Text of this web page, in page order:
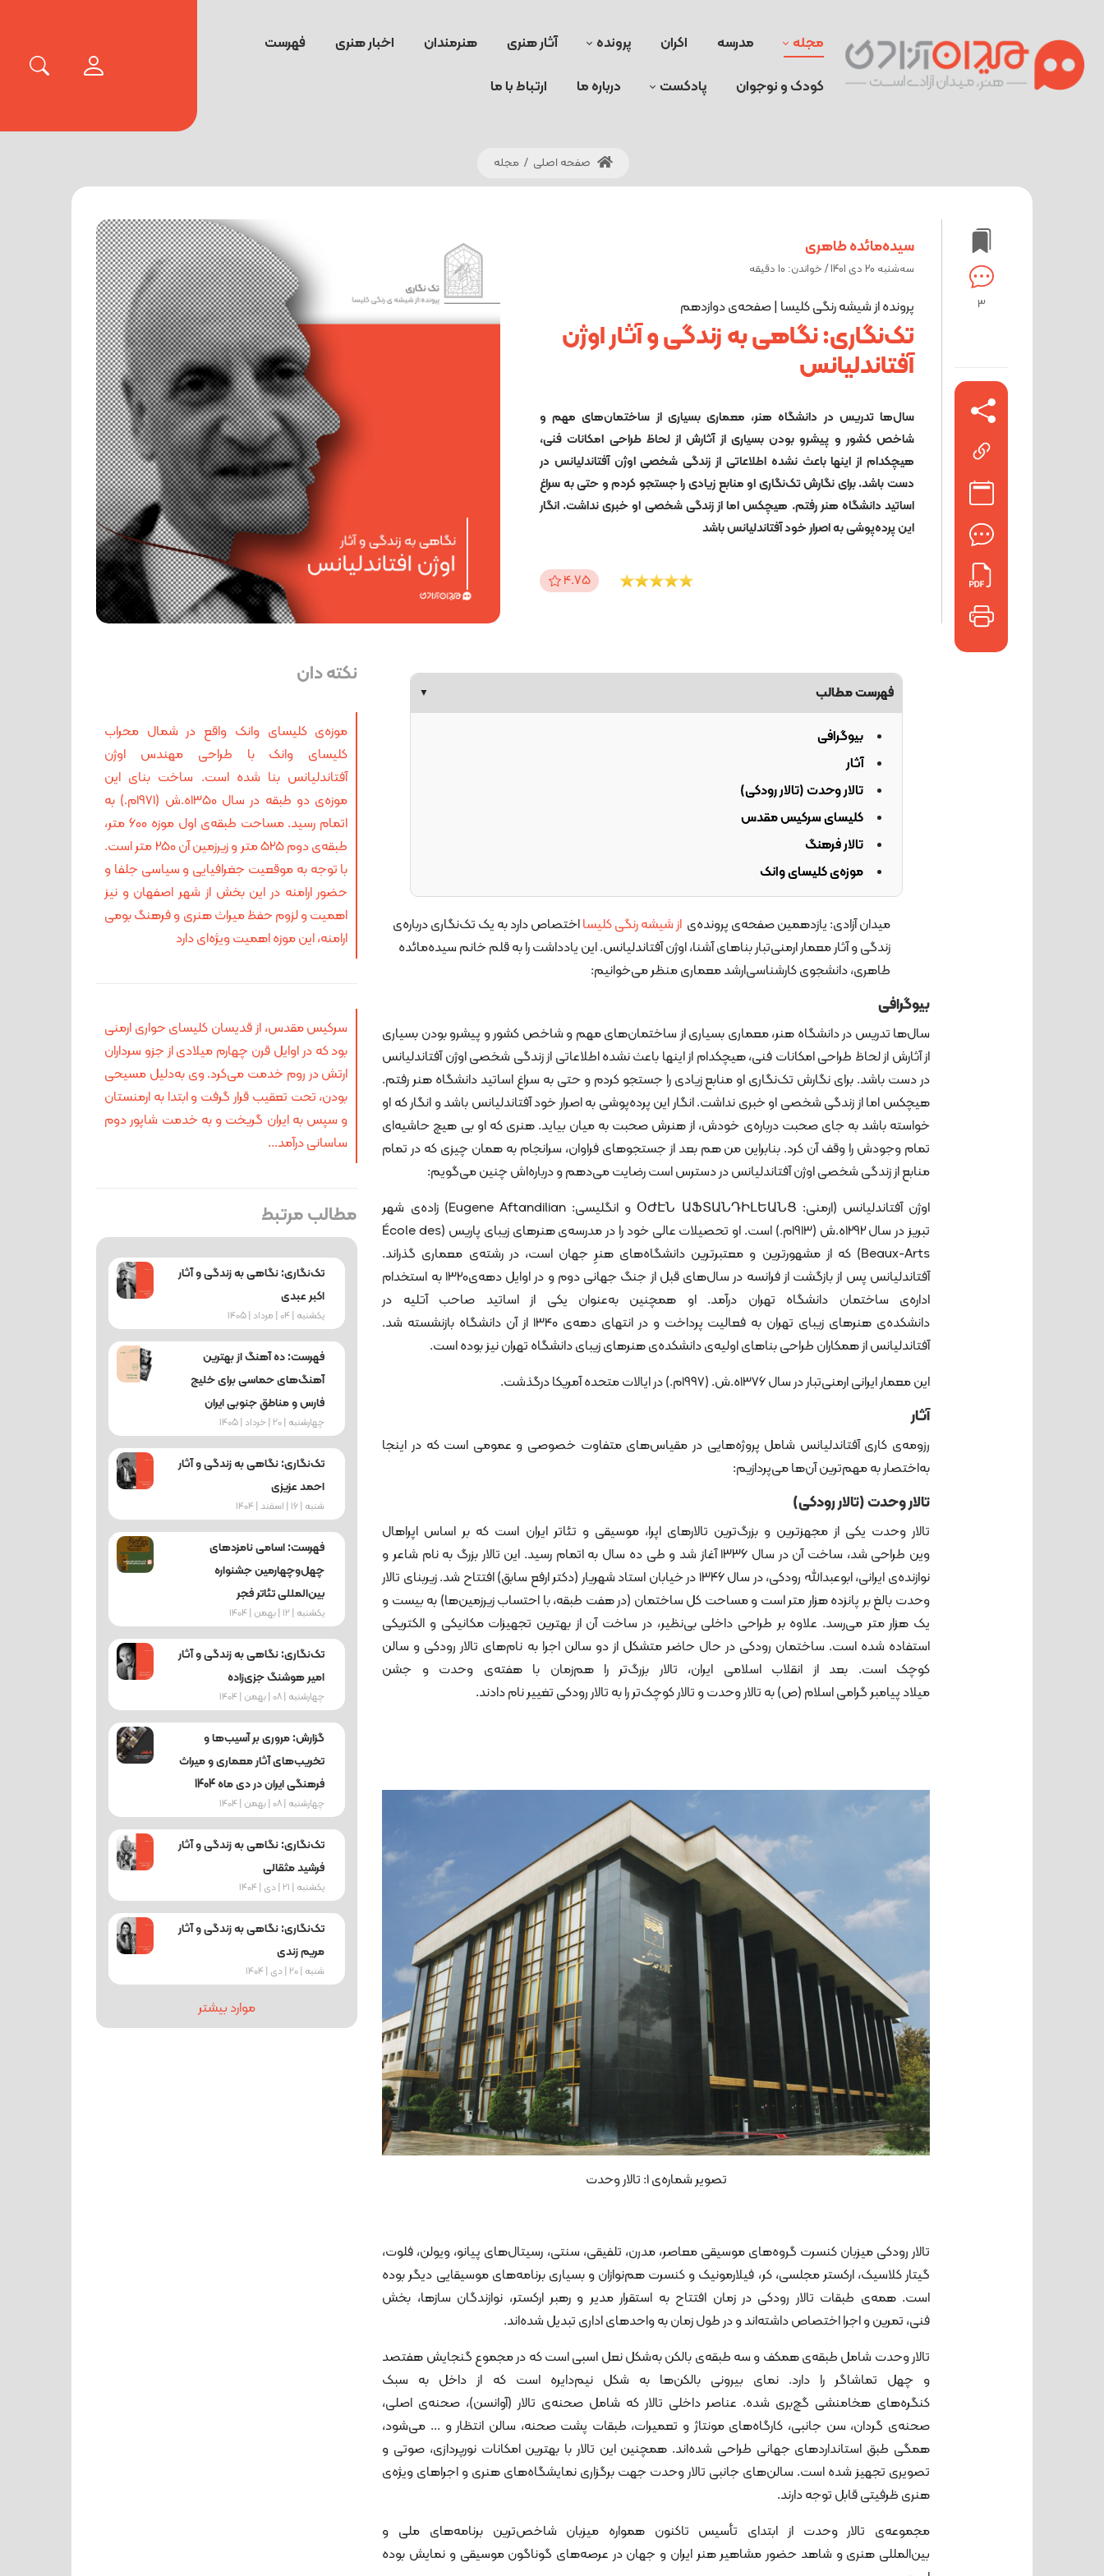
مجله مدرسه اکران پرونده آثار هنری هنرمندان اخبار هنری فهرست
کودک و نوجوان پادکست درباره ما ارتباط با ما
صفحه اصلی / مجله
3
سیده‌مائده طاهری
ﺳﻪشنبه 20 دی 1401 / خواندن: 10 دقیقه
پرونده از شیشه رنگی کلیسا | صفحه‌ی دوازدهم
تک‌نگاری: نگاهی به زندگی و آثار اوژن
آفتاندلیانس
سال‌ها تدریس در دانشگاه هنر، معماری بسیاری از ساختمان‌های مهم و
شاخص کشور و پیشرو بودن بسیاری از آثارش از لحاظ طراحی امکانات فنی،
هیچکدام از اینها باعث نشده اطلاعاتی از زندگی شخصی اوژن آفتاندلیانس در
دست باشد. برای نگارش تک‌نگاری او منابع زیادی را جستجو کردم و حتی به سراغ
اساتید دانشگاه هنر رفتم. هیچکس اما از زندگی شخصی او خبری نداشت. انگار
این پرده‌پوشی به اصرار خود آفتاندلیانس باشد
4.75
فهرست مطالب ▼
بیوگرافی
آثار
تالار وحدت (تالار رودکی)
کلیسای سرکیس مقدس
تالار فرهنگ
موزه‌ی کلیسای وانک
میدان آزادی: یازدهمین صفحه‌ی پرونده‌ی از شیشه رنگی کلیسااختصاص دارد به یک تک‌نگاری درباره‌ی
زندگی و آثار معمار ارمنی‌تبار بناهای آشنا، اوژن آفتاندلیانس. این یادداشت را به قلم خانم سیده‌مائده
طاهری، دانشجوی کارشناسی‌ارشد معماری منظر می‌خوانیم:
بیوگرافی
سال‌ها تدریس در دانشگاه هنر، معماری بسیاری از ساختمان‌های مهم و شاخص کشور و پیشرو بودن بسیاری
از آثارش از لحاظ طراحی امکانات فنی، هیچکدام از اینها باعث نشده اطلاعاتی از زندگی شخصی اوژن آفتاندلیانس
در دست باشد. برای نگارش تک‌نگاری او منابع زیادی را جستجو کردم و حتی به سراغ اساتید دانشگاه هنر رفتم.
هیچکس اما از زندگی شخصی او خبری نداشت. انگار این پرده‌پوشی به اصرار خود آفتاندلیانس باشد و انگار که او
خواسته باشد به جای صحبت درباره‌ی خودش، از هنرش صحبت به میان بیاید. هنری که او بی هیچ حاشیه‌ای
تمام وجودش را وقف آن کرد. بنابراین من هم بعد از جستجوهای فراوان، سرانجام به همان چیزی که در تمام
منابع از زندگی شخصی اوژن آفتاندلیانس در دسترس است رضایت می‌دهم و درباره‌اش چنین می‌گویم:
اوژن آفتاندلیانس (ارمنی: ՕԺԷՆ ԱՖՏԱՆԴԻԼԵԱՆՑ و انگلیسی: Eugene Aftandilian) زاده‌ی شهر
تبریز در سال 1292ه.ش (1913م.) است. او تحصیلات عالی خود را در مدرسه‌ی هنرهای زیبای پاریس (École des
Beaux-Arts) که از مشهورترین و معتبرترین دانشگاه‌های هنرِ جهان است، در رشته‌ی معماری گذراند.
آفتاندلیانس پس از بازگشت از فرانسه در سال‌های قبل از جنگ جهانی دوم و در اوایل دهه‌ی‌1320 به استخدام
اداره‌ی ساختمان دانشگاه تهران درآمد. او همچنین به‌‌عنوان یکی از اساتید صاحب آتلیه در
دانشکده‌ی هنرهای زیبای تهران به فعالیت پرداخت و در انتهای دهه‌ی 1340 از آن دانشگاه بازنشسته شد.
آفتاندلیانس از همکاران طراحی بناهای اولیه‌ی دانشکده‌ی هنرهای زیبای دانشگاه تهران نیز بوده است.
این معمار ایرانی ارمنی‌تبار در سال 1376ه.ش. (۱۹۹۷م.) در ایالات متحده آمریکا درگذشت.
آثار
رزومه‌ی کاری آفتاندلیانس شامل پروژه‌هایی در مقیاس‌های متفاوت خصوصی و عمومی است که در اینجا
به‌اختصار به مهم‌ترین آن‌ها می‌پردازیم:
تالار وحدت(تالار رودکی)
تالار وحدت یکی از مجهزترین و بزرگ‌ترین تالارهای اپرا، موسیقی و تئاتر ایران است که بر اساس اپراهال
وین طراحی شد، ساخت آن در سال ۱۳۳۶ آغاز شد و طی ده سال به اتمام رسید. این تالار بزرگ به نام شاعر و
نوازنده‌ی ایرانی، ابوعبدالله رودکی، در سال ۱۳۴۶ در خیابان استاد شهریار (دکتر ارفع سابق) افتتاح شد. زیربنای تالار
وحدت بالغ بر پانزده هزار متر است و مساحت کل ساختمان (در هفت طبقه، با احتساب زیرزمین‌ها) به بیست و
یک هزار متر می‌رسد. علاوه بر طراحی داخلی بی‌نظیر، در ساخت آن از بهترین تجهیزات مکانیکی و الکتریکی
استفاده شده است. ساختمان رودکی در حال حاضر متشکل از دو سالن اجرا به نام‌های تالار رودکی و سالن
کوچک است. بعد از انقلاب اسلامی ایران، تالار بزرگ‌تر را هم‌زمان با هفته‌‌ی وحدت و جشن
میلاد پیامبر گرامی اسلام (ص) به تالار وحدت و تالار کوچک‌تر را به تالار رودکی تغییر نام دادند.
تصویر شماره‌ی 1: تالار وحدت
تالار رودکی میزبان کنسرت گروه‌های موسیقی معاصر، مدرن، تلفیقی، سنتی، رسیتال‌های پیانو، ویولن، فلوت،
گیتار کلاسیک، ارکستر مجلسی، کر، فیلارمونیک و کنسرت هم‌نوازان و بسیاری برنامه‌های موسیقایی دیگر بوده
است. همه‌ی طبقات تالار رودکی در زمان افتتاح به استقرار مدیر و رهبر ارکستر، نوازندگان سازها، بخش
فنی، تمرین و اجرا اختصاص داشته‌اند و در طول زمان به واحدهای اداری تبدیل شده‌اند.
تالار وحدت شامل طبقه‌ی همکف و سه طبقه‌ی بالکن به‌شکل نعل اسبی است که در مجموع گنجایش هفتصد
و چهل تماشاگر را دارد. نمای بیرونی بالکن‌ها به شکل نیم‌دایره است که از داخل به سبک
کنگره‌های هخامنشی گچ‌بری شده. عناصر داخلی تالار که شامل صحنه‌ی تالار (آوانسن)، صحنه‌ی اصلی،
صحنه‌ی گردان، سن جانبی، کارگاه‌های مونتاژ و تعمیرات، طبقات پشت صحنه، سالن انتظار و ... می‌شود،
همگی طبق استانداردهای جهانی طراحی شده‌اند. همچنین این تالار با بهترین امکانات نورپردازی، صوتی و
تصویری تجهیز شده است. سالن‌های جانبی تالار وحدت جهت برگزاری نمایشگاه‌های هنری و اجراهای ويژه‌ی
هنری ظرفيتی قابل توجه‌ دارند.
مجموعه‌ی تالار وحدت از ابتدای تأسیس تاکنون همواره میزبان شاخص‌ترین برنامه‌های ملی و
بین‌المللی هنری و شاهد حضور مشاهیر هنر ایران و جهان در عرصه‌های گوناگون موسیقی و نمایش بوده
نکته دان
موزه‌ی کلیسای وانک واقع در شمال محراب
کلیسای وانک با طراحی مهندس اوژن
آفتاندلیانس بنا شده است. ساخت بنای این
موزه‌ی دو طبقه در سال 1350ه.ش (1971م.) به
اتمام رسید. مساحت طبقه‌ی اول موزه 600 متر،
طبقه‌ی دوم 525 متر و زیرزمین آن 250 متر است.
با توجه به موقعیت جغرافیایی و سیاسی جلفا و
حضور ارامنه در این بخش از شهر اصفهان و نیز
اهمیت و لزوم حفظ میراث هنری و فرهنگ بومی
ارامنه، این موزه اهمیت ویژه‌ای دارد
سرکیس مقدس، از قدیسان کلیسای حواری ارمنی
بود که در اوایل قرن چهارم میلادی از جزو سرداران
ارتش در روم خدمت می‌کرد. وی به‌دلیل مسیحی
بودن، تحت تعقیب قرار گرفت و ابتدا به ارمنستان
و سپس به ایران گریخت و به خدمت شاپور دوم
ساسانی درآمد...
مطالب مرتبط
تک‌نگاری: نگاهی به زندگی و آثار
اکبر عبدی
یکشنبه | 04 | مرداد | 1405
فهرست: ده آهنگ از بهترین
آهنگ‌های حماسی برای خلیج
فارس و مناطق جنوبی ایران
چهارشنبه | 20 | خرداد | 1405
تک‌نگاری: نگاهی به زندگی و آثار
احمد عزیزی
شنبه | 16 | اسفند | 1404
فهرست: اسامی نامزدهای
چهل‌وچهارمین جشنواره
بین‌المللی تئاتر فجر
یکشنبه | 12 | بهمن | 1404
تک‌نگاری: نگاهی به زندگی و آثار
امیر هوشنگ جزی‌زاده
چهارشنبه | 08 | بهمن | 1404
گزارش: مروری بر آسیب‌ها و
تخریب‌های آثار معماری و میراث
فرهنگی ایران در دی ماه 1404
چهارشنبه | 08 | بهمن | 1404
تک‌نگاری: نگاهی به زندگی و آثار
فرشید مثقالی
یکشنبه | 21 | دی | 1404
تک‌نگاری: نگاهی به زندگی و آثار
مریم زندی
شنبه | 20 | دی | 1404
موارد بیشتر